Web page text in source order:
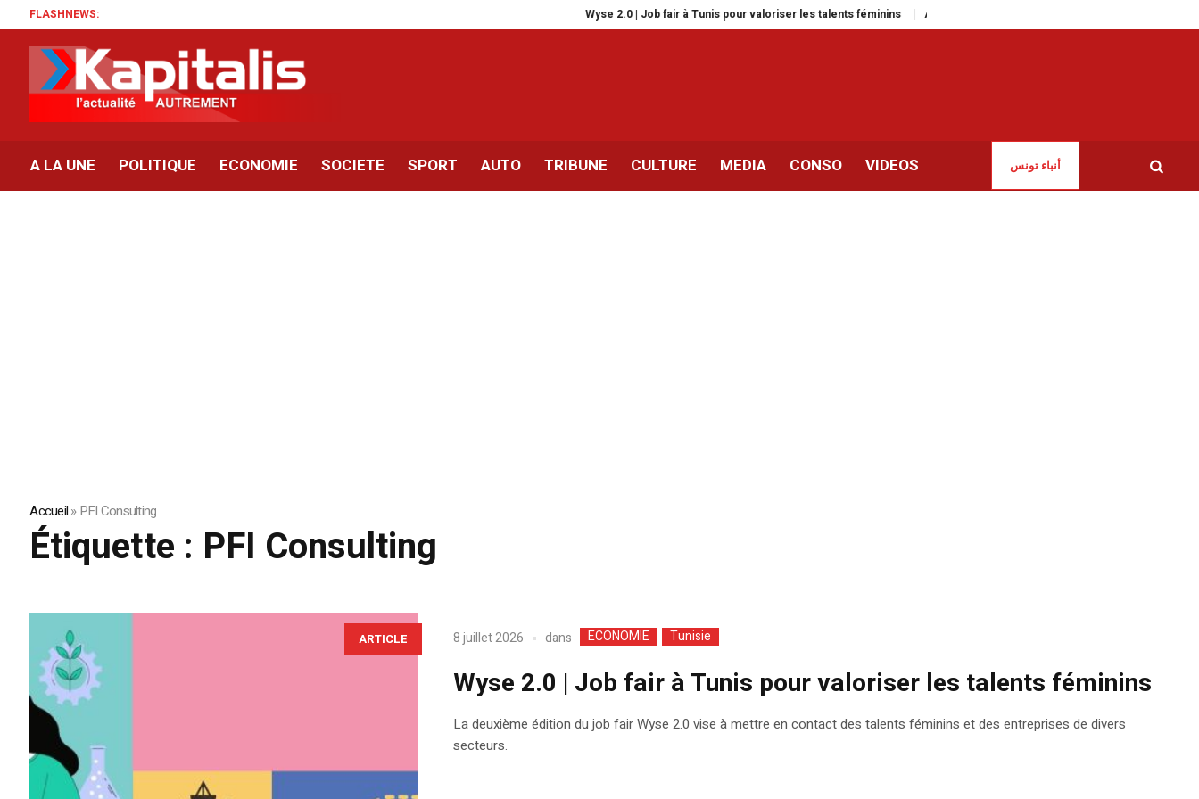
FLASHNEWS: Wyse 2.0 | Job fair à Tunis pour valoriser les talents féminins Affaire Balogun | L’UEFA part en guerre contre la Fifa
A LA UNE POLITIQUE ECONOMIE SOCIETE SPORT AUTO TRIBUNE CULTURE MEDIA CONSO VIDEOS أنباء تونس
Accueil»PFI Consulting
Étiquette : PFI Consulting
ARTICLE 8 juillet 2026 dans ECONOMIE Tunisie
Wyse 2.0 | Job fair à Tunis pour valoriser les talents féminins
La deuxième édition du job fair Wyse 2.0 vise à mettre en contact des talents féminins et des entreprises de divers
secteurs.